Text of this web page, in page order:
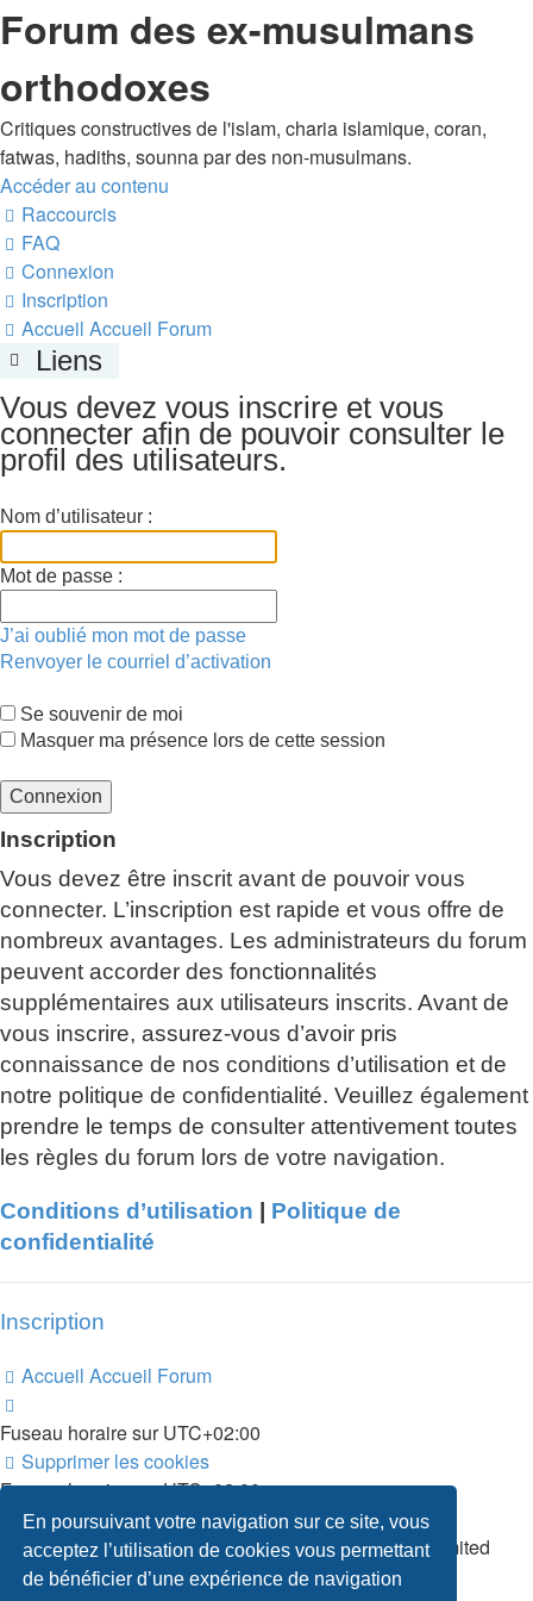
En poursuivant votre navigation sur ce site, vous
acceptez l’utilisation de cookies vous permettant
de bénéficier d’une expérience de navigation
Forum des ex-musulmans
orthodoxes
Critiques constructives de l'islam, charia islamique, coran,
fatwas, hadiths, sounna par des non-musulmans.
Accéder au contenu
Raccourcis
FAQ
Connexion
Inscription
Accueil Accueil Forum
Liens
Vous devez vous inscrire et vous
connecter afin de pouvoir consulter le
profil des utilisateurs.
Nom d’utilisateur :
Mot de passe :
J’ai oublié mon mot de passe
Renvoyer le courriel d’activation
Se souvenir de moi
Masquer ma présence lors de cette session
Inscription
Vous devez être inscrit avant de pouvoir vous
connecter. L’inscription est rapide et vous offre de
nombreux avantages. Les administrateurs du forum
peuvent accorder des fonctionnalités
supplémentaires aux utilisateurs inscrits. Avant de
vous inscrire, assurez-vous d’avoir pris
connaissance de nos conditions d’utilisation et de
notre politique de confidentialité. Veuillez également
prendre le temps de consulter attentivement toutes
les règles du forum lors de votre navigation.
Conditions d’utilisation
Politique de
confidentialité
Inscription
Accueil Accueil Forum
Fuseau horaire surUTC+02:00
Supprimer les cookies
Fuseau horaire surUTC+02:00
Supprimer les cookies
Développé parphpBB® Forum Software © phpBB Limited
Traduction française officielle©Qiaeru